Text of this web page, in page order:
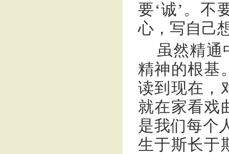
要‘诚’。不
心，写自己
虽然精通
精神的根基
读到现在，
就在家看戏
是我们每个
生于斯长于